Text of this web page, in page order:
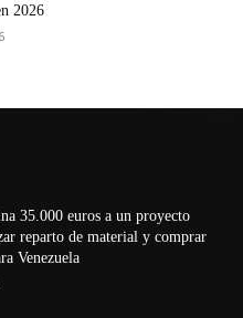
2026
35.000 euros a un proyecto
reparto de material y comprar
Venezuela